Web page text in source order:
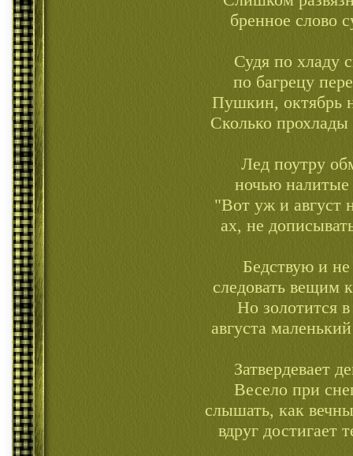
бренное слово
Судя по хладу
по багрецу
Пушкин, октябрь
Сколько прохлады
Лед поутру
ночью
"Вот уж и август
ах, не
Бедствую и
следовать вещим
Но золотится в
августа
Затвердевает
Весело при
слышать, как
вдруг достигает